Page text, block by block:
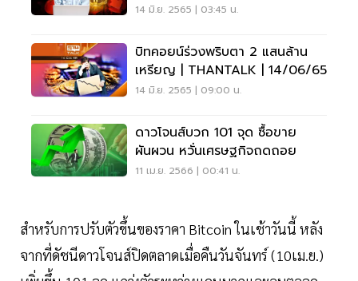
14 มิ.ย. 2565 | 03:45 น.
บิทคอยน์ร่วงพริบตา 2 แสนล้าน
เหรียญ | THANTALK | 14/06/65
14 มิ.ย. 2565 | 09:00 น.
ดาวโจนส์บวก 101 จุด ซื้อขาย
ผันผวน หวั่นเศรษฐกิจถดถอย
11 เม.ย. 2566 | 00:41 น.
สำหรับการปรับตัวขึ้นของราคา Bitcoin ในเช้าวันนี้ หลัง
จากที่ดัชนีดาวโจนส์ปิดตลาดเมื่อคืนวันจันทร์ (10เม.ย.)